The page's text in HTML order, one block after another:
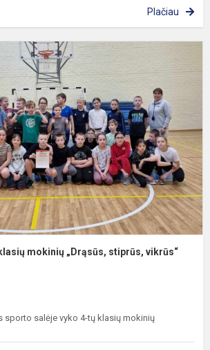
Plačiau
mokinių „Drąsūs, stiprūs, vikrūs“
sporto salėje vyko 4-tų klasių mokinių